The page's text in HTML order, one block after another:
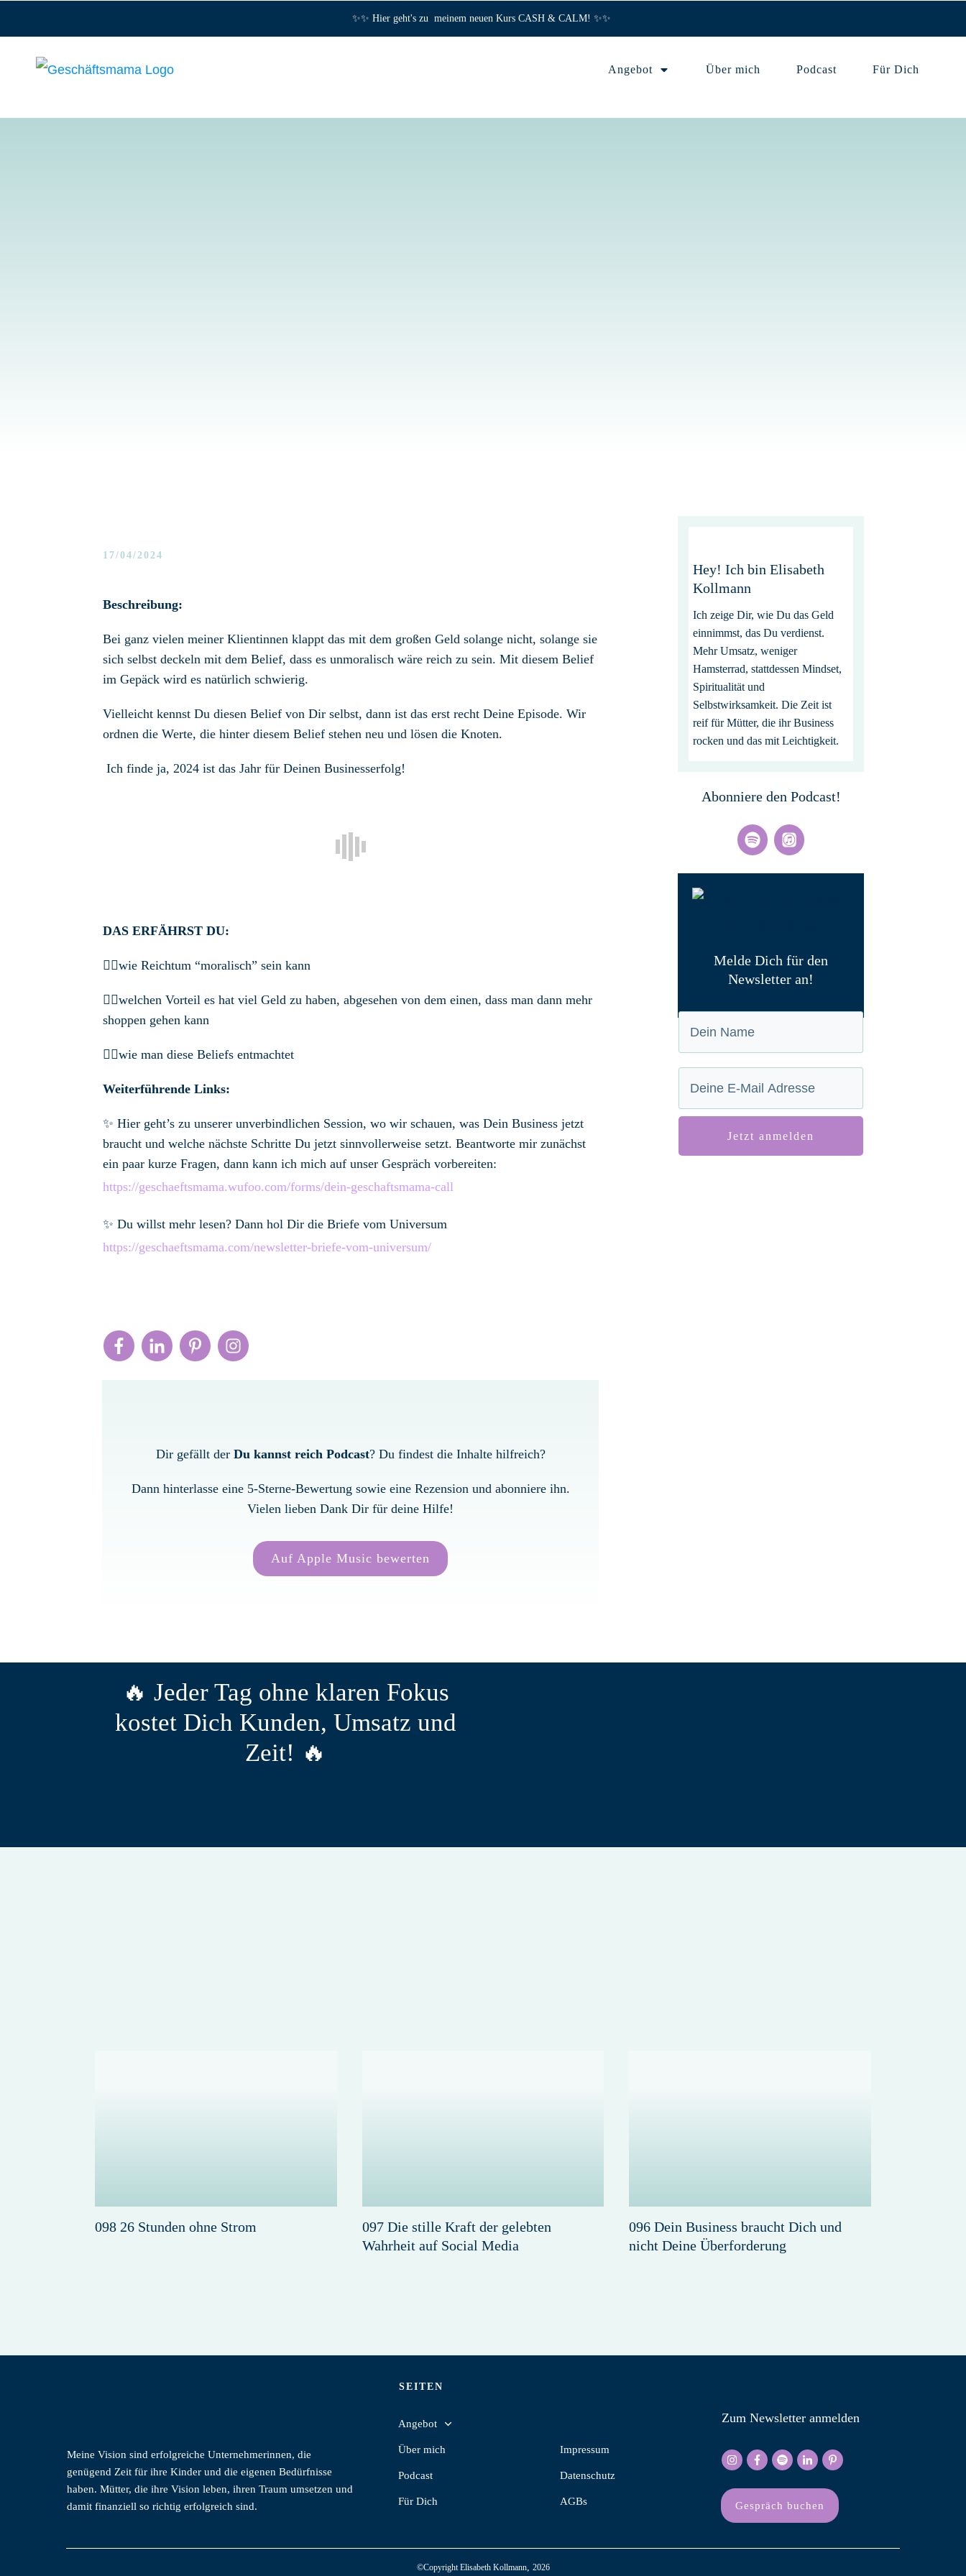
✨✨ Hier geht's zu meinem neuen Kurs CASH & CALM! ✨✨
Angebot Über mich Podcast Für Dich
17/04/2024
Beschreibung:
Bei ganz vielen meiner Klientinnen klappt das mit dem großen Geld solange nicht, solange sie
sich selbst deckeln mit dem Belief, dass es unmoralisch wäre reich zu sein. Mit diesem Belief
im Gepäck wird es natürlich schwierig.
Vielleicht kennst Du diesen Belief von Dir selbst, dann ist das erst recht Deine Episode. Wir
ordnen die Werte, die hinter diesem Belief stehen neu und lösen die Knoten.
Ich finde ja, 2024 ist das Jahr für Deinen Businesserfolg!
DAS ERFÄHRST DU:
👉🏼wie Reichtum “moralisch” sein kann
👉🏼welchen Vorteil es hat viel Geld zu haben, abgesehen von dem einen, dass man dann mehr
shoppen gehen kann
👉🏼wie man diese Beliefs entmachtet
Weiterführende Links:
✨ Hier geht’s zu unserer unverbindlichen Session, wo wir schauen, was Dein Business jetzt
braucht und welche nächste Schritte Du jetzt sinnvollerweise setzt. Beantworte mir zunächst
ein paar kurze Fragen, dann kann ich mich auf unser Gespräch vorbereiten:
https://geschaeftsmama.wufoo.com/forms/dein-geschaftsmama-call
✨ Du willst mehr lesen? Dann hol Dir die Briefe vom Universum
https://geschaeftsmama.com/newsletter-briefe-vom-universum/
Dir gefällt der Du kannst reich Podcast? Du findest die Inhalte hilfreich?
Dann hinterlasse eine 5-Sterne-Bewertung sowie eine Rezension und abonniere ihn.
Vielen lieben Dank Dir für deine Hilfe!
Auf Apple Music bewerten
Hey! Ich bin Elisabeth
Kollmann
Ich zeige Dir, wie Du das Geld
einnimmst, das Du verdienst.
Mehr Umsatz, weniger
Hamsterrad, stattdessen Mindset,
Spiritualität und
Selbstwirksamkeit. Die Zeit ist
reif für Mütter, die ihr Business
rocken und das mit Leichtigkeit.
Abonniere den Podcast!
Melde Dich für den
Newsletter an!
Jetzt anmelden
🔥 Jeder Tag ohne klaren Fokus
kostet Dich Kunden, Umsatz und
Zeit! 🔥
098 26 Stunden ohne Strom
097 Die stille Kraft der gelebten
Wahrheit auf Social Media
096 Dein Business braucht Dich und
nicht Deine Überforderung
Meine Vision sind erfolgreiche Unternehmerinnen, die
genügend Zeit für ihre Kinder und die eigenen Bedürfnisse
haben. Mütter, die ihre Vision leben, ihren Traum umsetzen und
damit finanziell so richtig erfolgreich sind.
SEITEN
Angebot
Über mich
Podcast
Für Dich
Impressum
Datenschutz
AGBs
Zum Newsletter anmelden
Gespräch buchen
©CopyrightElisabeth Kollmann, 2026